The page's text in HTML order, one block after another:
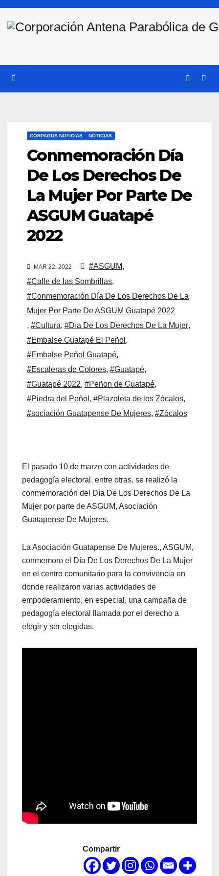
Saltar
CORPAGUA NOTICIAS NOTICIAS
Conmemoración Día
De Los Derechos De
La Mujer Por Parte De
ASGUM Guatapé
2022
MAR 22, 2022 #ASGUM,
#Calle de las Sombrillas,
#Conmemoración Día De Los Derechos De La
Mujer Por Parte De ASGUM Guatapé 2022
, #Cultura, #Día De Los Derechos De La Mujer,
#Embalse Guatapé El Peñol ,
#Embalse Peñol Guatapé,
#Escaleras de Colores, #Guatapé,
#Guatapé 2022, #Peñon de Guatapé,
#Piedra del Peñol , #Plazoleta de los Zócalos,
#sociación Guatapense De Mujeres, #Zócalos
El pasado 10 de marzo con actividades de
pedagogía electoral, entre otras, se realizó la
conmemoración del Día De Los Derechos De La
Mujer por parte de ASGUM, Asociación
Guatapense De Mujeres.
La Asociación Guatapense De Mujeres., ASGUM,
conmemoro el Día De Los Derechos De La Mujer
en el centro comunitario para la convivencia en
donde realizaron varias actividades de
empoderamiento, en especial, una campaña de
pedagogía electoral llamada por el derecho a
elegir y ser elegidas.
Compartir